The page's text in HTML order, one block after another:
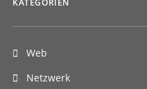
KATEGORIEN
Web
Netzwerk